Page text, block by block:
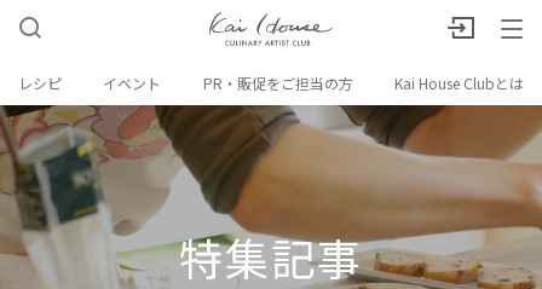
レシピ イベント PR・販促をご担当の方 Kai House Clubとは
特集記事